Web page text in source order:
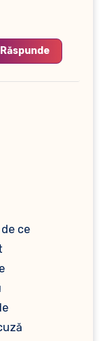
Răspunde
ce